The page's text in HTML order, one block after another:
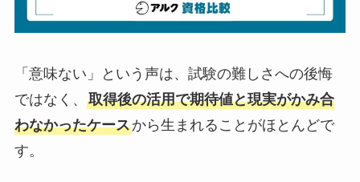
「意味ない」という声は、試験の難しさへの後悔
ではなく、 取得後の活用で期待値と現実がかみ合
わなかったケースから生まれることがほとんどで
す。